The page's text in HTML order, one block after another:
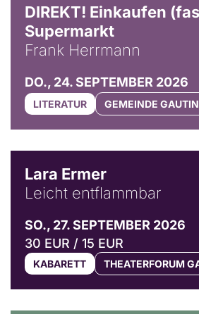
DIREKT! Einkaufen
Supermarkt
Frank Herrmann
DO., 24. SEPTEMBER 2026
LITERATUR GEMEINDE
Lara Ermer
Leicht entflammbar
SO., 27. SEPTEMBER 2026
30 EUR / 15 EUR
KABARETT THEATERFORUM